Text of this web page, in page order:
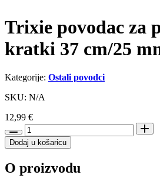
Trixie povodac za
kratki 37 cm/25
Kategorije: Ostali povodci
SKU: N/A
12,99 €
Trixie
povodac
za
Premium
Dodaj u košaricu
O proizvodu